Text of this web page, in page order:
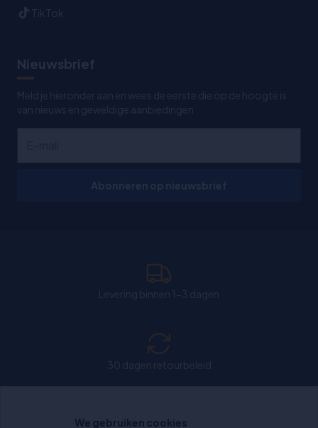
TikTok
Nieuwsbrief
Meld je hieronder aan en wees de eerste die op de hoogte is
van nieuws en geweldige aanbiedingen
We gebruiken cookies